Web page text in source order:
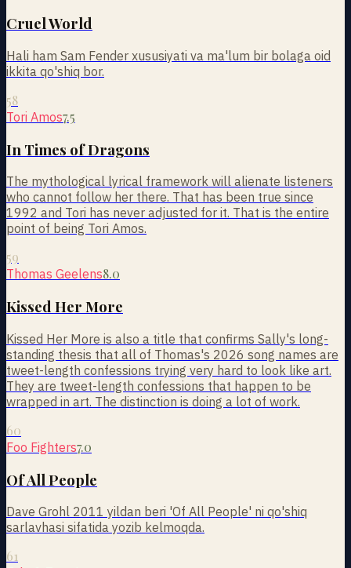
Cruel World
Hali ham Sam Fender xususiyati va ma'lum bir bolaga oid
ikkita qo'shiq bor.
58
Tori Amos7.5
In Times of Dragons
The mythological lyrical framework will alienate listeners
who cannot follow her there. That has been true since
1992 and Tori has never adjusted for it. That is the entire
point of being Tori Amos.
59
Thomas Geelens8.0
Kissed Her More
Kissed Her More is also a title that confirms Sally's long-
standing thesis that all of Thomas's 2026 song names are
tweet-length confessions trying very hard to look like art.
They are tweet-length confessions that happen to be
wrapped in art. The distinction is doing a lot of work.
60
Foo Fighters7.0
Of All People
Dave Grohl 2011 yildan beri 'Of All People' ni qo'shiq
sarlavhasi sifatida yozib kelmoqda.
61